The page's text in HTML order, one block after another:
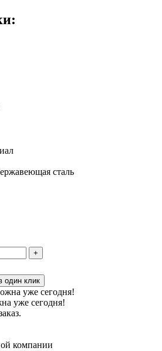
сталь
+
один клик
уже сегодня!
компании